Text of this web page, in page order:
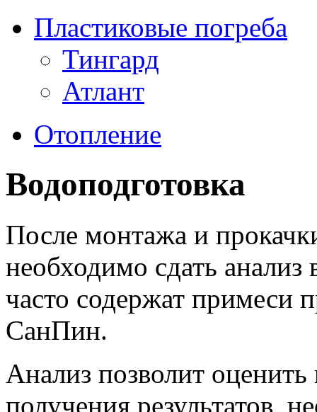
Пластиковые погреба
Тингард
Атлант
Отопление
Водоподготовка
После монтажа и
необходимо сдать
часто содержат
СанПин.
Анализ позволит
получения результатов,